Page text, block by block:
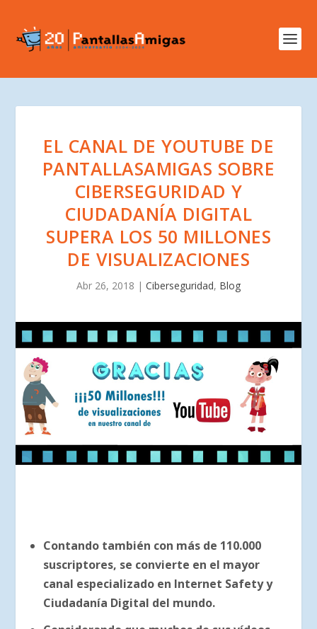
EL CANAL DE YOUTUBE DE
PANTALLASAMIGAS SOBRE
CIBERSEGURIDAD Y
CIUDADANÍA DIGITAL
SUPERA LOS 50 MILLONES
DE VISUALIZACIONES
Abr 26, 2018 | Ciberseguridad, Blog
Contando también con más de 110.000
suscriptores, se convierte en el mayor
canal especializado en Internet Safety y
Ciudadanía Digital del mundo.